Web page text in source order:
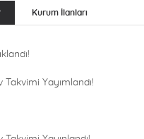
Kurum İlanları
Yayımlandı!